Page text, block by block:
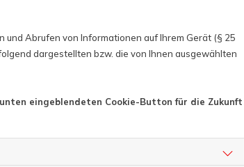
und Abrufen von Informationen auf Ihrem Gerät (§ 25
dargestellten bzw. die von Ihnen ausgewählten
eingeblendeten Cookie-Button für die Zukunft